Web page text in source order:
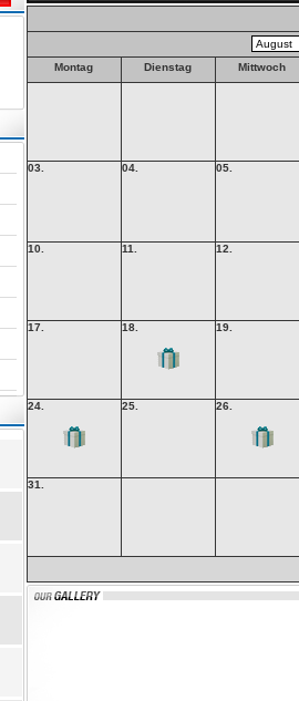
Montag Dienstag Mittwoch
03. 04. 05.
10. 11. 12.
17. 18. 19.
24. 25. 26.
31.